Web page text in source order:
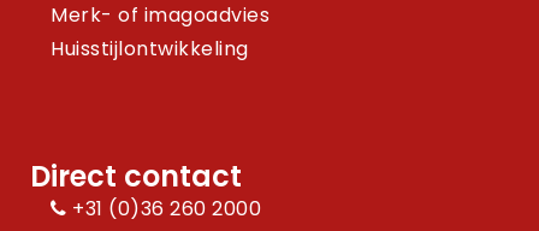
Merk- of imagoadvies
Huisstijlontwikkeling
Direct contact
+31 (0)36 260 2000